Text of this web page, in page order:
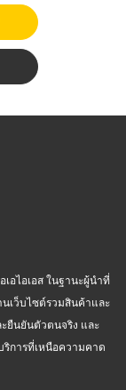
อไอเอส ในฐานะผู้นำที่
เว็บไซต์รวมสินค้าและ
ยืนยันตัวตนจริง และ
การที่เหนือความคาด